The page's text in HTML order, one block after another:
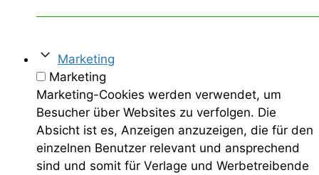
Marketing
Marketing
Marketing-Cookies werden verwendet, um
Besucher über Websites zu verfolgen. Die
Absicht ist es, Anzeigen anzuzeigen, die für den
einzelnen Benutzer relevant und ansprechend
sind und somit für Verlage und Werbetreibende